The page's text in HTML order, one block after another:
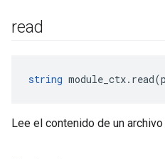
read
string
Lee el contenido de un